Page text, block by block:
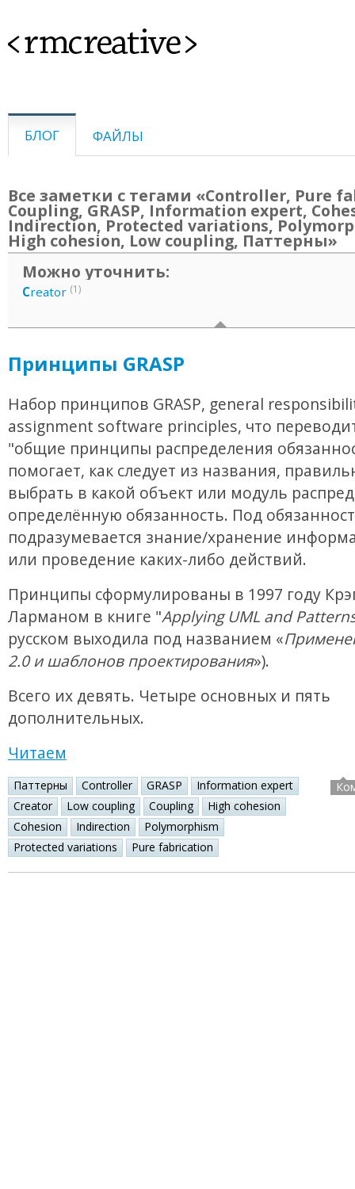
<rmcreative>
БЛОГ ФАЙЛЫ
Все заметки с тегами «Controller, Pure
Coupling, GRASP, Information expert,
Indirection, Protected variations,
High cohesion, Low coupling, Паттерны»
Можно уточнить:
Creator (1)
Принципы GRASP
Набор принципов GRASP, general
assignment software principles, что
"общие принципы распределения
помогает, как следует из названия,
выбрать в какой объект или модуль
определённую обязанность. Под
подразумевается знание/хранение
или проведение каких-либо действий.
Принципы сформулированы в 1997 году
Ларманом в книге "Applying UML and
русском выходила под названием «
2.0 и шаблонов проектирования»).
Всего их девять. Четыре основных и пять
дополнительных.
Читаем
Паттерны Controller GRASP
Information expert
Creator
Low coupling Coupling
High cohesion
Cohesion
Indirection
Polymorphism
Protected variations
Pure fabrication